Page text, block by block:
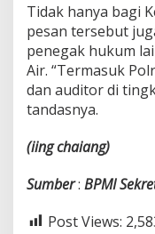
Tidak hanya bagi
pesan tersebut
penegak hukum
Air. “Termasuk
dan auditor di
tandasnya.
(iingchaiang)
Sumber: BPMI
Post Views: